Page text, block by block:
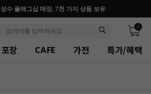
수 플래그십 매장, 7천 가지 상품 보유
0
포장 CAFE 가전 특가/혜택